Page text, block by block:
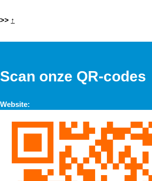
>> ↑
Scan onze QR-codes
Website: